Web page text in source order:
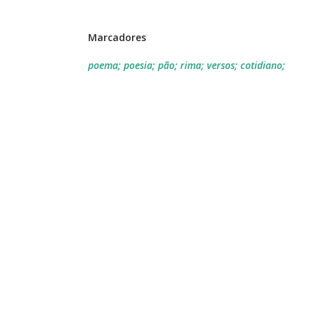
Marcadores
poema; poesia; pão; rima; versos; cotidiano;